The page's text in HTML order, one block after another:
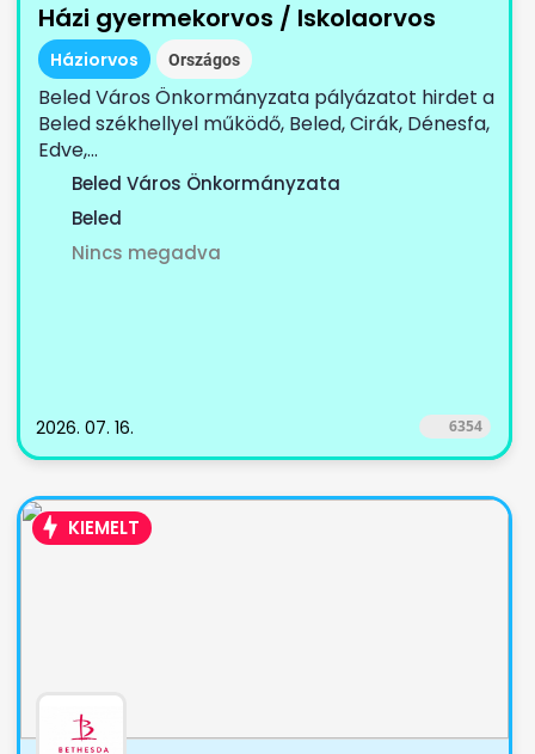
Házi gyermekorvos / Iskolaorvos
Háziorvos Országos
Beled Város Önkormányzata pályázatot hirdet a
Beled székhellyel működő, Beled, Cirák, Dénesfa,
Edve,...
Beled Város Önkormányzata
Beled
Nincs megadva
2026. 07. 16. 6354
KIEMELT